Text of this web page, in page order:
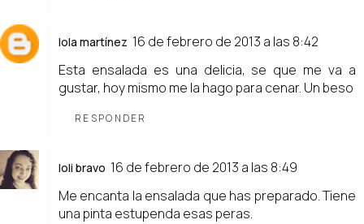
lola martínez 16 de febrero de 2013 a las 8:42
Esta ensalada es una delicia, se que me va a
gustar, hoy mismo me la hago para cenar. Un beso
RESPONDER
loli bravo 16 de febrero de 2013 a las 8:49
Me encanta la ensalada que has preparado. Tiene
una pinta estupenda esas peras.